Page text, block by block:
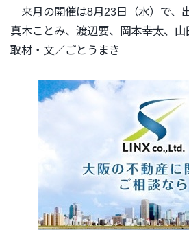
来月の開催は8月23日（水）で、
真木ことみ、渡辺要、岡本幸太、山
取材・文／ごとうまき